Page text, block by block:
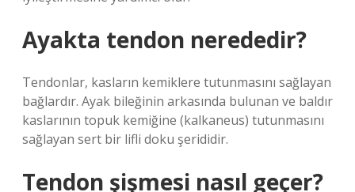
Ayakta tendon nerededir?
Tendonlar, kasların kemiklere tutunmasını sağlayan
bağlardır. Ayak bileğinin arkasında bulunan ve baldır
kaslarının topuk kemiğine (kalkaneus) tutunmasını
sağlayan sert bir lifli doku şerididir.
Tendon şişmesi nasıl geçer?